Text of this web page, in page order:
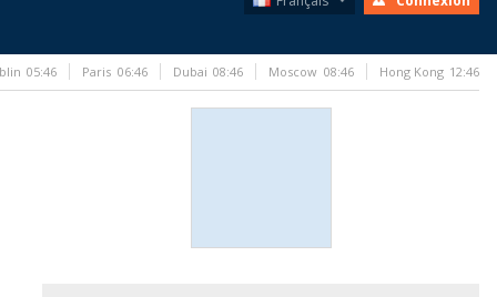
05:46 Paris 06:46 Dubai 08:46 Moscow 08:46 Hong Kong 12:46